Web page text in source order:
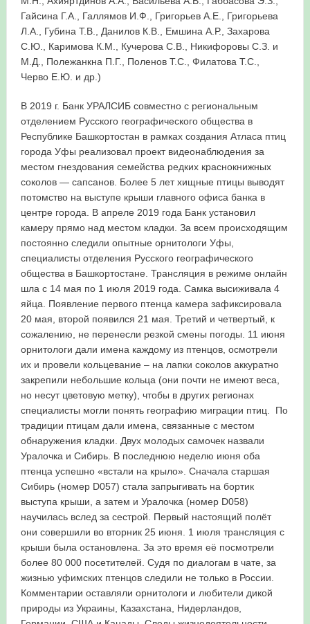
Гайсина Г.А., Галлямов И.Ф., Григорьев А.Е., Григорьева
Л.А., Губина Т.В., Данилов К.В., Емшина А.Р., Захарова
С.Ю., Каримова К.М., Кучерова С.В., Никифоровы С.З. и
М.Д., Полежанкна П.Г., Поленов Т.С., Филатова Т.С.,
Черво Е.Ю. и др.)
В 2019 г. Банк УРАЛСИБ совместно с региональным
отделением Русского географического общества в
Республике Башкортостан в рамках создания Атласа птиц
города Уфы реализовал проект видеонаблюдения за
местом гнездования семейства редких краснокнижных
соколов — сапсанов. Более 5 лет хищные птицы выводят
потомство на выступе крыши главного офиса банка в
центре города. В апреле 2019 года Банк установил
камеру прямо над местом кладки. За всем происходящим
постоянно следили опытные орнитологи Уфы,
специалисты отделения Русского географического
общества в Башкортостане. Трансляция в режиме онлайн
шла с 14 мая по 1 июля 2019 года. Самка высиживала 4
яйца. Появление первого птенца камера зафиксировала
20 мая, второй появился 21 мая. Третий и четвертый, к
сожалению, не перенесли резкой смены погоды. 11 июня
орнитологи дали имена каждому из птенцов, осмотрели
их и провели кольцевание – на лапки соколов аккуратно
закрепили небольшие кольца (они почти не имеют веса,
но несут цветовую метку), чтобы в других регионах
специалисты могли понять географию миграции птиц. По
традиции птицам дали имена, связанные с местом
обнаружения кладки. Двух молодых самочек назвали
Уралочка и Сибирь. В последнюю неделю июня оба
птенца успешно «встали на крыло». Сначала старшая
Сибирь (номер D057) стала запрыгивать на бортик
выступа крыши, а затем и Уралочка (номер D058)
научилась вслед за сестрой. Первый настоящий полёт
они совершили во вторник 25 июня. 1 июля трансляция с
крыши была остановлена. За это время её посмотрели
более 80 000 посетителей. Судя по диалогам в чате, за
жизнью уфимских птенцов следили не только в России.
Комментарии оставляли орнитологи и любители дикой
природы из Украины, Казахстана, Нидерландов,